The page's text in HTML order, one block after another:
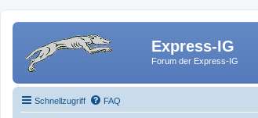
Express-IG
Forum der Express-IG
Schnellzugriff FAQ